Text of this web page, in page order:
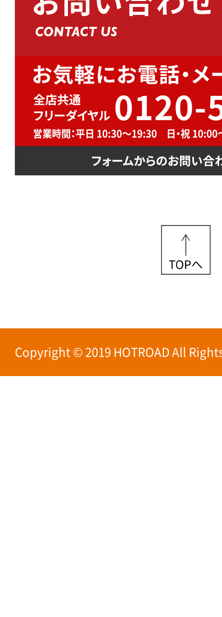
Copyright © 2019 HOTROAD All